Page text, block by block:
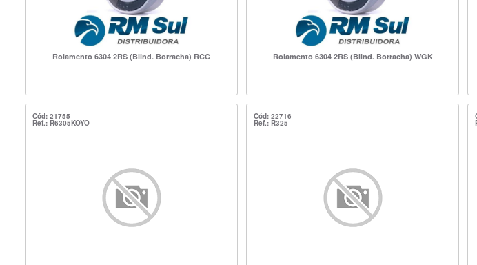
Rolamento 6304 2RS (Blind. Borracha) RCC Rolamento 6304 2RS (Blind. Borracha) WGK
Cód: 21755
Ref.: R6305KOYO
Cód: 22716
Ref.: R325